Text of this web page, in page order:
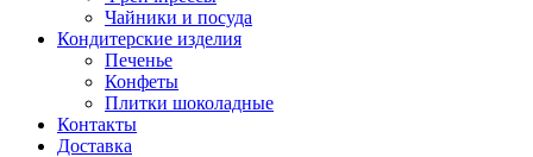
Чайники и посуда
Кондитерские изделия
Печенье
Конфеты
Плитки шоколадные
Контакты
Доставка